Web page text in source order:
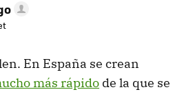
En España se crean
más rápido de la que se